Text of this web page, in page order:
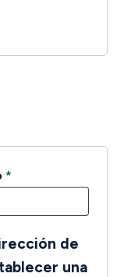
*
de
una